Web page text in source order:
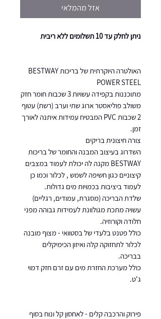
אזל מהמלאי
ניתן לחלק עד 10 תשלומים ללא ריבית
האולטרה היוקרתית של בריכות BESTWAY
POWER STEEL
מתוכננות בקפידה עשויות 3 שכבות חומר חזק
משולב פוליאסטר ארוג שתי וערב (רשת) עטוף
2 שכבות PVC המבטיח עמידות איתנה לאורך
זמן.
צורה חיצונית בריקים
השדרוג בעיצוב המבנה והחומר של בריכות
BESTWAY מקנה לה יכולת לעמוד במצבים
קיצוניים כגון חשיפה לשמש , לכלור וכמו כן
לעמוד ביציבות בכמויות מים גדולות.
שלדת הבריכה (מסגרת, עמודים, רגליים)
עשויה מתכת מגולוונת לעמידות גבוהה מפני
חלודה וקורוזיה.
כולל פטנט בלעדי של בסטוואי - מצוף מובנה
לכלור לתחזוקה קלה ואיזון הכימיקלים
בבריכה.
כולל מערכת החזרת מים עם זרם חזק דמוי
ג'ט.
פירוק והרכבה קלים - לאחסון קל ונוח בסוף